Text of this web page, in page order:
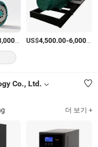
/상품
US$4,500.00-6,000.00
Co., Ltd.
더 보기 +